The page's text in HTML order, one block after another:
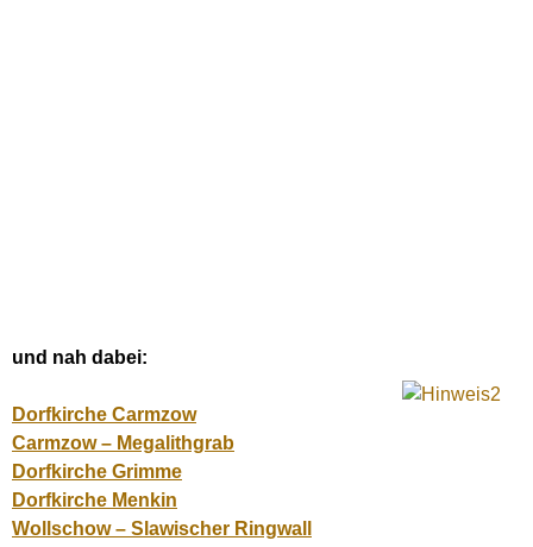
und nah dabei:
Dorfkirche Carmzow
Carmzow – Megalithgrab
Dorfkirche Grimme
Dorfkirche Menkin
Wollschow – Slawischer Ringwall